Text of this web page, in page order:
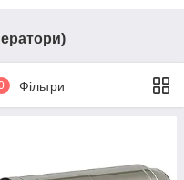
Фільтри